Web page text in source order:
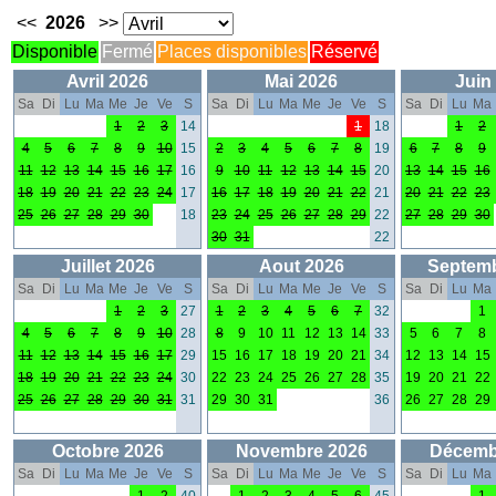
<< 2026
>>
Disponible Fermé Places disponibles Réservé
Avril 2026
Sa Di Lu Ma Me Je Ve
S
1
2 3
14
4
5 6 7 8 9 10
15
11 12 13 14 15 16 17
16
18 19 20 21 22 23 24
17
25 26 27 28 29 30 18
Mai 2026
Sa Di Lu Ma Me Je Ve
S
1
18
2
3 4 5 6 7 8
19
9
10 11 12 13 14 15 20
16 17 18 19 20 21 22 21
23 24 25 26 27 28 29 22
30 31 22
Juin
Sa Di Lu Ma
1
2
6
7 8
9
13 14 15 16
20 21 22 23
27 28 29 30
Juillet 2026
Sa Di Lu Ma Me Je Ve
S
1
2 3
27
4
5 6 7 8 9 10 28
11 12 13 14 15 16 17 29
18 19 20 21 22 23 24 30
25 26 27 28 29 30 31 31
Aout 2026
Sa Di Lu Ma Me Je Ve
S
1
2 3 4 5 6 7
32
8
9 10 11 12 13 14 33
15 16 17 18 19 20 21 34
22 23 24 25 26 27 28 35
29 30 31 36
Sa Di Lu Ma
1
5
6 7
8
12
13 14
15
19 20 21 22
26 27 28 29
Octobre 2026
Sa Di Lu Ma Me Je Ve
S
Novembre 2026
Sa Di Lu Ma Me Je Ve
S
Sa Di Lu Ma